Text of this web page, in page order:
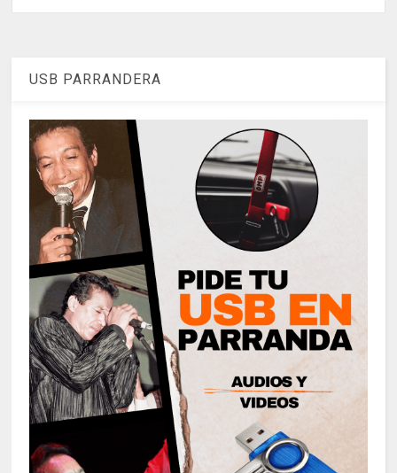
USB PARRANDERA